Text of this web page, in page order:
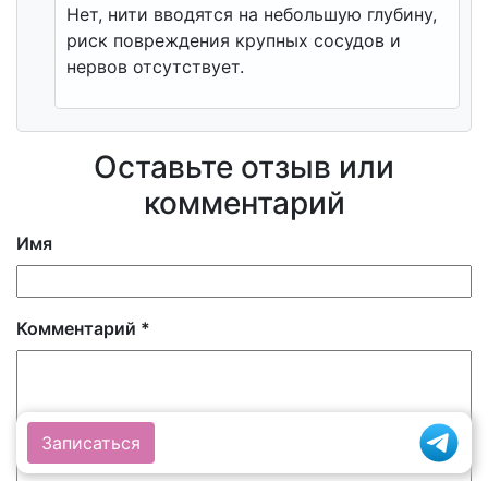
Нет, нити вводятся на небольшую глубину,
риск повреждения крупных сосудов и
нервов отсутствует.
Оставьте отзыв или
комментарий
Комментарий *
Имя
Записаться